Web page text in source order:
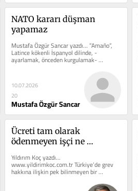
NATO kararı düşman
yapamaz
Mustafa Özgür Sancar yazdı… ”Amaño”,
Latince kökenli İspanyol dilinde, -
ayarlamak, önceden kurgulamak-
anlamına gelen bir sözcüktür....
10.07.2026
20
Mustafa Özgür Sancar
Ücreti tam olarak
ödenmeyen işçi ne
Yıldırım Koç yazdı…
www.yildirimkoc.com.tr Türkiye’de grev
hakkına ilişkin pek bilinmeyen bir
uygulama, ücretlerin zamanında